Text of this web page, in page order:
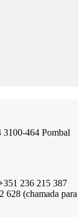
464 Pombal
236 215 387
628 (chamada para